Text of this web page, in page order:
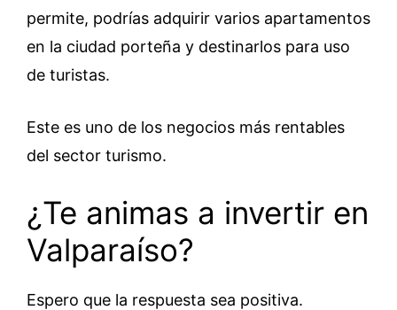
permite, podrías adquirir varios apartamentos
en la ciudad porteña y destinarlos para uso
de turistas.
Este es uno de los negocios más rentables
del sector turismo.
¿Te animas a invertir en
Valparaíso?
Espero que la respuesta sea positiva.